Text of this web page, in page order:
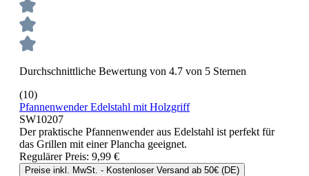
Durchschnittliche Bewertung von 4.7 von 5 Sternen
(10)
Pfannenwender Edelstahl mit Holzgriff
SW10207
Der praktische Pfannenwender aus Edelstahl ist perfekt für
das Grillen mit einer Plancha geeignet.
Regulärer Preis: 9,99 €
Preise inkl. MwSt. - Kostenloser Versand ab 50€ (DE)